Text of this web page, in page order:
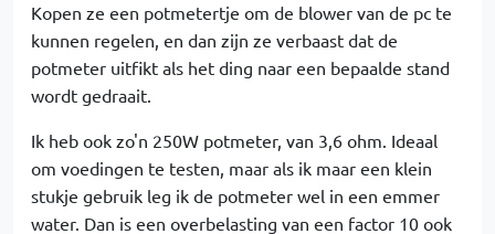
Kopen ze een potmetertje om de blower van de pc te
kunnen regelen, en dan zijn ze verbaast dat de
potmeter uitfikt als het ding naar een bepaalde stand
wordt gedraait.
Ik heb ook zo'n 250W potmeter, van 3,6 ohm. Ideaal
om voedingen te testen, maar als ik maar een klein
stukje gebruik leg ik de potmeter wel in een emmer
water. Dan is een overbelasting van een factor 10 ook